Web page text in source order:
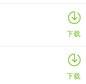
下载
下载